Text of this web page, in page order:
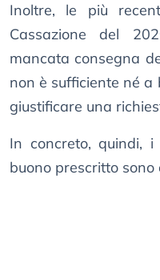
Inoltre, le più
Cassazione del
mancata consegna
non è sufficiente né a
giustificare una
In concreto, quindi,
buono prescritto